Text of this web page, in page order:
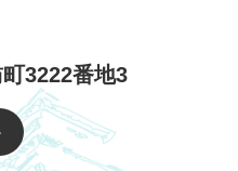
3222番地3